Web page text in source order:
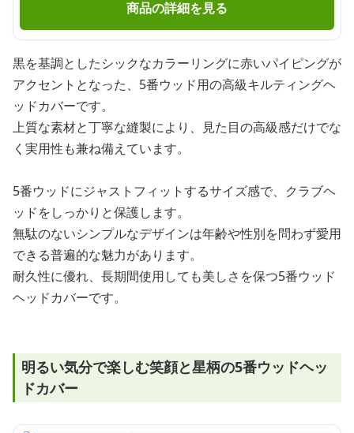
商品の詳細を見る
黒を基調としたシックなカラーリングに赤いパイピングが
アクセントとなった、5番ウッド用の高級キルティングヘ
ッドカバーです。
上質な素材と丁寧な縫製により、見た目の高級感だけでな
く実用性も兼ね備えています。
5番ウッドにジャストフィットするサイズ感で、クラブヘ
ッドをしっかりと保護します。
無駄のないシンプルなデザインは年齢や性別を問わず愛用
できる普遍的な魅力があります。
耐久性に優れ、長期間使用しても美しさを保つ5番ウッド
ヘッドカバーです。
明るい気分で楽しむ笑顔と星柄の5番ウッドヘッ
ドカバー